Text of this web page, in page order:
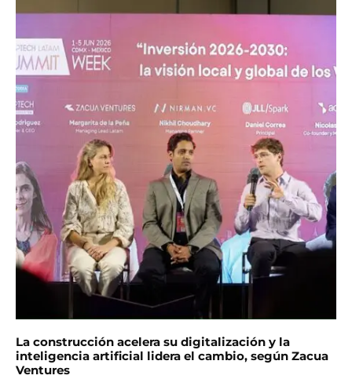
La construcción acelera su digitalización y la
inteligencia artificial lidera el cambio, según Zacua
Ventures